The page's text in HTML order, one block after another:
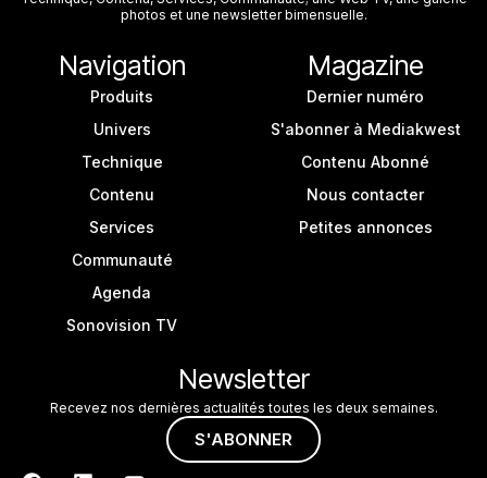
photos et une newsletter bimensuelle.
Navigation
Produits
Univers
Technique
Contenu
Services
Communauté
Agenda
Sonovision TV
Magazine
Dernier numéro
S'abonner à Mediakwest
Contenu Abonné
Nous contacter
Petites annonces
Newsletter
Recevez nos dernières actualités toutes les deux semaines.
S'ABONNER